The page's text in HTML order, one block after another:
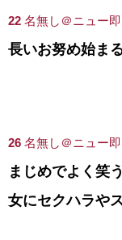
22 名無し＠ニュー即
長いお努め始ま
26 名無し＠ニュー即
まじめでよく笑
女にセクハラや